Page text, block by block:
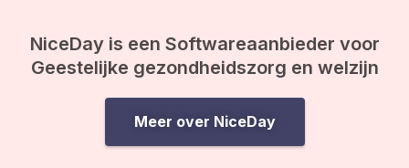
NiceDay is een Softwareaanbieder voor
Geestelijke gezondheidszorg en welzijn
Meer over NiceDay